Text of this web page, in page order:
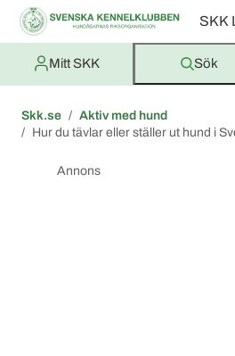
SKK
Mitt SKK Sök
Skk.se
Aktiv med hund
Hur du tävlar eller ställer ut hund i
Annons